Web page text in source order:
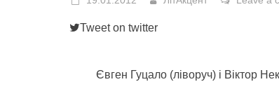
Tweet on twitter
Євген Гуцало (ліворуч) і Віктор